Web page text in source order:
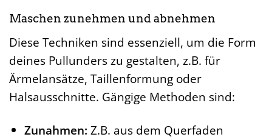
Maschen zunehmen und abnehmen
Diese Techniken sind essenziell, um die Form
deines Pullunders zu gestalten, z.B. für
Ärmelansätze, Taillenformung oder
Halsausschnitte. Gängige Methoden sind: